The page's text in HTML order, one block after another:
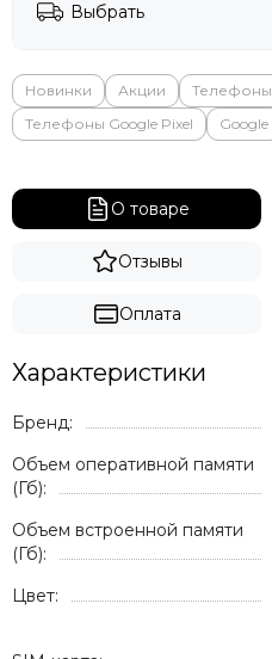
Выбрать
Новинки Акции Телефоны
Телефоны Google Pixel
Google
О товаре
Отзывы
Оплата
Характеристики
Бренд:
Объем оперативной памяти
(Гб):
Объем встроенной памяти
(Гб):
Цвет: